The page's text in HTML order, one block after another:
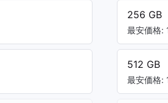
256 GB
最安価格:
512 GB
最安価格